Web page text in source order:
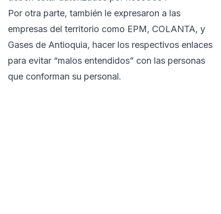
Por otra parte, también le expresaron a las
empresas del territorio como EPM, COLANTA, y
Gases de Antioquia, hacer los respectivos enlaces
para evitar “malos entendidos” con las personas
que conforman su personal.